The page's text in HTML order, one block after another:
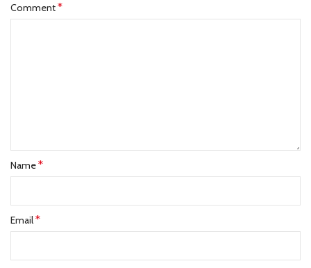
Comment*
Name*
Email*